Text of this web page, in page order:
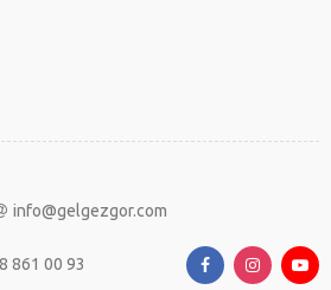
info@gelgezgor.com
861 00 93